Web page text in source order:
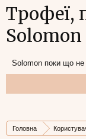
Трофеї,
Solomon
Solomon поки що не
Головна